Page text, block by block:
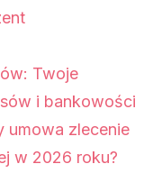
Twoje
i bankowości
umowa zlecenie
w 2026 roku?